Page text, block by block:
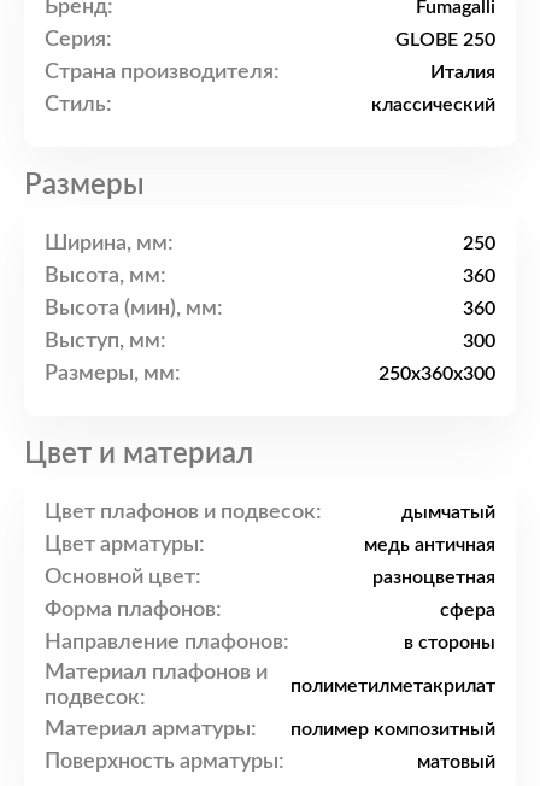
Бренд: Fumagalli
Серия: GLOBE 250
Страна производителя: Италия
Стиль: классический
Размеры
Ширина, мм: 250
Высота, мм: 360
Высота (мин), мм: 360
Выступ, мм: 300
Размеры, мм: 250x360x300
Цвет и материал
Цвет плафонов и подвесок: дымчатый
Цвет арматуры: медь античная
Основной цвет: разноцветная
Форма плафонов: сфера
Направление плафонов: в стороны
Материал плафонов и
подвесок:
полиметилметакрилат
Материал арматуры: полимер композитный
Поверхность арматуры: матовый